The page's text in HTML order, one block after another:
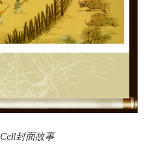
Cell封面故事